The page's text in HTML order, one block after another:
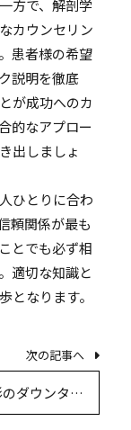
方で、解剖学
カウンセリン
患者様の希望
説明を徹底
が成功へのカ
的なアプロー
出しましょ
ひとりに合わ
頼関係が最も
とでも必ず相
適切な知識と
となります。
次の記事へ
ダウンタイ
間を徹底解